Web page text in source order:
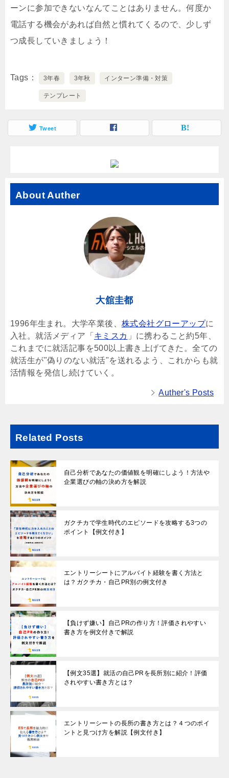
ーンに参加できないなんてことはありません。何度か
電話する機会があれば自然と慣れてくるので、少しず
つ成長していきましょう！
Tags 3年春 3年秋 インターン準備・対策
テンプレート
Tweet
About Auther
大舘圭都
1996年生まれ。大学卒業後、 株式会社グローアップに
入社。就活メディア「 キミスカ 」に携わること約5年、
これまでに就活記事を500以上書き上げてきた。全ての
就活生が"偽りのない就活"を送れるよう、これからも就
活情報を発信し続けていく。
Auther's Posts
Related Posts
自己分析であなたの価値観を明確にしよう！方法や
企業選びの軸の決め方を解説
ガクチカで学生時代のエピソードを攻略する3つの
ポイント【例文付き】
エントリーシートにアルバイト経験を書く方法と
は？ガクチカ・自己PR別の例文付き
【負けず嫌い】自己PRの作り方！評価されやすい
書き方を例文付きで解説
【例文35選】就活の自己PRを長所別に紹介！評価
されやすい書き方とは？
エントリーシートの長所の書き方とは？４つのポイ
ントと見つけ方を解説【例文付き】